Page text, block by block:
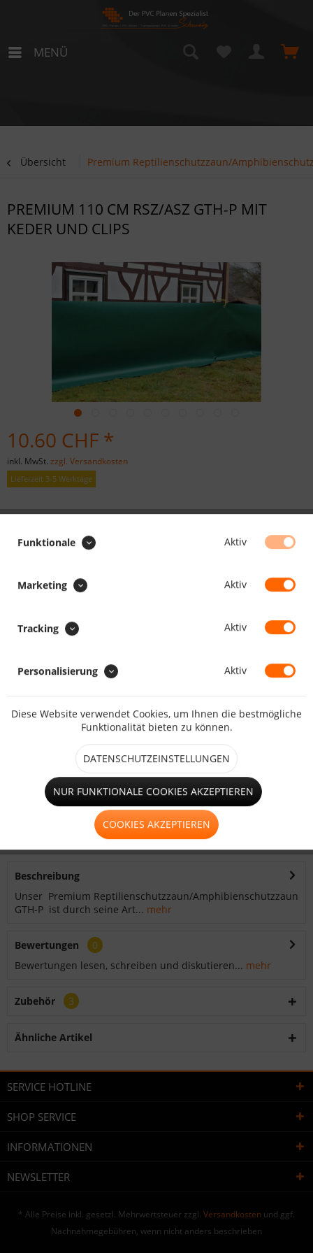
MENÜ
Übersicht Premium Reptilienschutzzaun/
PREMIUM 110 CM RSZ/ASZ GTH-P MIT
KEDER UND CLIPS
10.60 CHF *
inkl. MwSt. zzgl. Versandkosten
Lieferzeit 3-5 Werktage
Gesamtpreis:
Merken Bewerten
HO1356
Beschreibung
Unser Premium Reptilienschutzzaun/Amphibienschutzzaun
GTH-P ist durch seine Art... mehr
Bewertungen
0
Bewertungen lesen, schreiben und diskutieren... mehr
Zubehör 3
Ähnliche Artikel
SERVICE HOTLINE
SHOP SERVICE
INFORMATIONEN
NEWSLETTER
* Alle Preise inkl. gesetzl. Mehrwertsteuer zzgl. Versandkosten und ggf.
Nachnahmegebühren, wenn nicht anders beschrieben
Funktionale Aktiv
Marketing Aktiv
Tracking Aktiv
Personalisierung Aktiv
Diese Website verwendet Cookies, um Ihnen die bestmögliche
Funktionalität bieten zu können.
DATENSCHUTZEINSTELLUNGEN
NUR FUNKTIONALE COOKIES AKZEPTIEREN
COOKIES AKZEPTIEREN